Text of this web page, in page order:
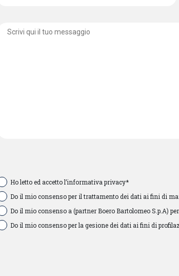
Ho letto ed accetto l’informativa privacy*
Do il mio consenso per il trattamento dei dati ai fini di
Do il mio consenso a (partner Boero Bartolomeo S.p.A)
Do il mio consenso per la gesione dei dati ai fini di